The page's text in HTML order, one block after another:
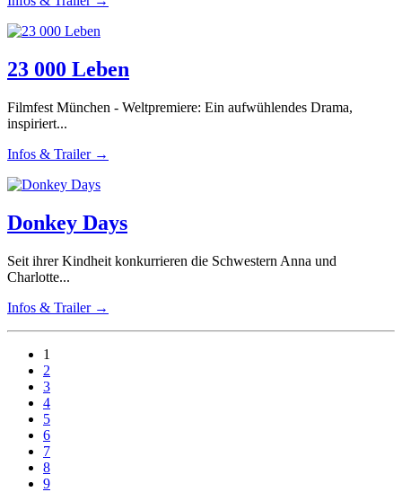
23 000 Leben
Filmfest München - Weltpremiere: Ein aufwühlendes Drama,
inspiriert...
Infos & Trailer →
Donkey Days
Seit ihrer Kindheit konkurrieren die Schwestern Anna und
Charlotte...
Infos & Trailer →
1
2
3
4
5
6
7
8
9